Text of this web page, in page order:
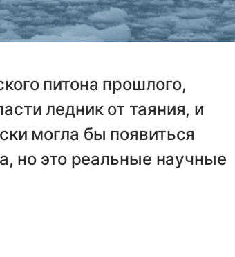
питона прошлого,
ледник от таяния, и
могла бы появиться
но это реальные научные